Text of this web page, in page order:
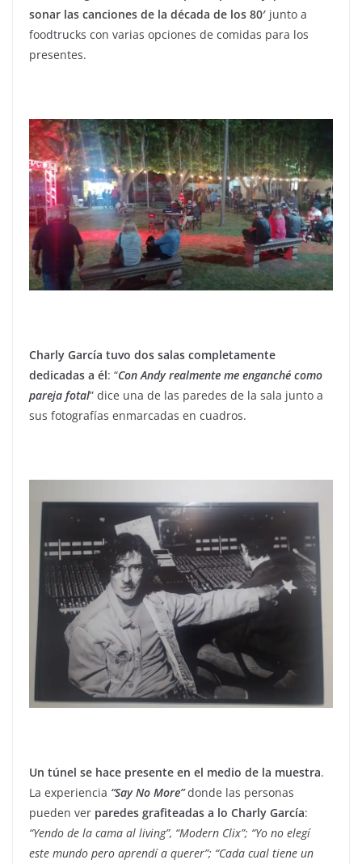
sonar las canciones de la década de los 80′ junto a
foodtrucks con varias opciones de comidas para los
presentes.
Charly García tuvo dos salas completamente
dedicadas a él: “Con Andy realmente me enganché como
pareja fotal” dice una de las paredes de la sala junto a
sus fotografías enmarcadas en cuadros.
Un túnel se hace presente en el medio de la muestra.
La experiencia “Say No More” donde las personas
pueden ver paredes grafiteadas a lo Charly García:
“Yendo de la cama al living”, “Modern Clix”; “Yo no elegí
este mundo pero aprendí a querer”; “Cada cual tiene un